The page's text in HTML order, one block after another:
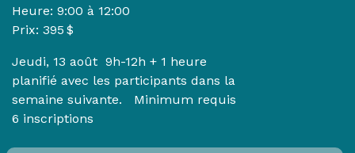
Heure: 9:00 à 12:00
Prix: 395 $
Jeudi, 13 août 9h-12h + 1 heure
planifié avec les participants dans la
semaine suivante. Minimum requis
6 inscriptions